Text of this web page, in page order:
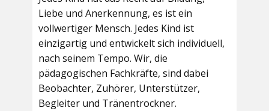
Liebe und Anerkennung, es ist ein
vollwertiger Mensch. Jedes Kind ist
einzigartig und entwickelt sich individuell,
nach seinem Tempo. Wir, die
pädagogischen Fachkräfte, sind dabei
Beobachter, Zuhörer, Unterstützer,
Begleiter und Tränentrockner.